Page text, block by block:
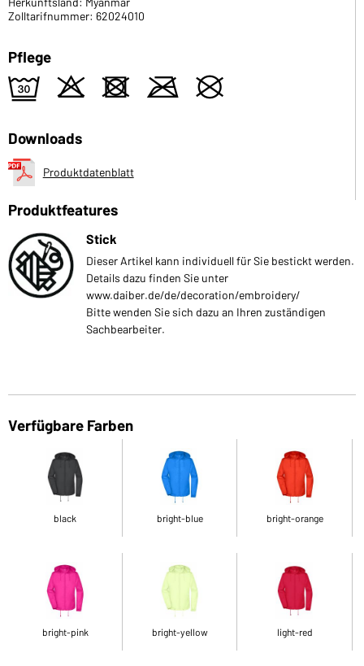
Zolltarifnummer: 62024010
Pflege
e o d m U
Downloads
Produktdatenblatt
Produktfeatures
Stick
Dieser Artikel kann individuell für Sie bestickt werden.
Details dazu finden Sie unter
www.daiber.de/de/decoration/embroidery/
Bitte wenden Sie sich dazu an Ihren zuständigen
Sachbearbeiter.
Verfügbare Farben
black bright-blue bright-orange
bright-pink bright-yellow light-red